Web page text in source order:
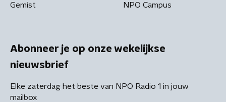
Gemist NPO Campus
Abonneer je op onze wekelijkse
nieuwsbrief
Elke zaterdag het beste van NPO Radio 1 in jouw
mailbox